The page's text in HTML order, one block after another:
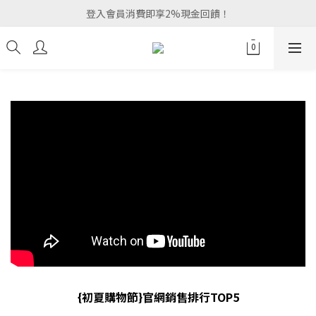
登入會員消費即享2%現金回饋！
{初夏購物節}官網銷售排行TOP5